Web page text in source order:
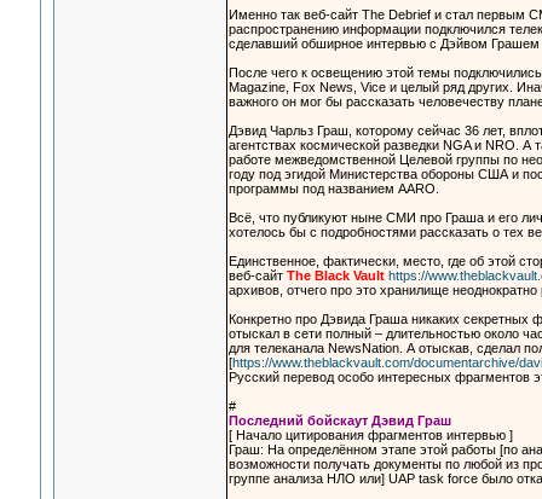
Именно так веб-сайт The Debrief и стал первым
распространению информации подключился
сделавший обширное интервью с Дэйвом Грашем
После чего к освещению этой темы
Magazine, Fox News, Vice и целый ряд других.
важного он мог бы рассказать человечеству
Дэвид Чарльз Граш, которому сейчас 36 лет,
агентствах космической разведки NGA и NRO.
работе межведомственной Целевой группы по
году под эгидой Министерства обороны США и
программы под названием AARO.
Всё, что публикуют ныне СМИ про Граша и его
хотелось бы с подробностями рассказать о тех
Единственное, фактически, место, где об этой
веб-сайт The Black Vault https://
архивов, отчего про это хранилище
Конкретно про Дэвида Граша никаких секретных
отыскал в сети полный – длительностью около
для телеканала NewsNation. А отыскав, сделал
[https://www.theblackvault.com/documentarchive/
Русский перевод особо интересных фрагментов
#
Последний бойскаут Дэвид Граш
[ Начало цитирования фрагментов интервью ]
Граш: На определённом этапе этой работы [по
возможности получать документы по любой из
группе анализа НЛО или] UAP task force было